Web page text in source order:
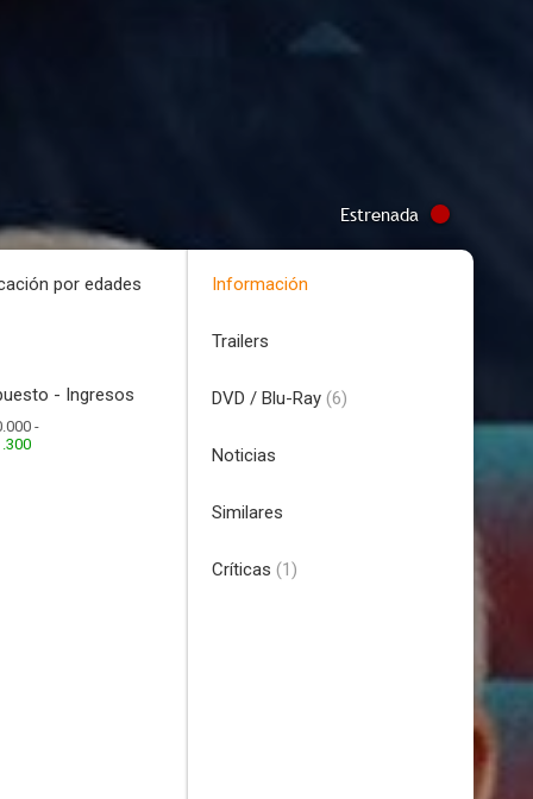
Estrenada
por edades
- Ingresos
-
Información
Trailers
DVD / Blu-Ray (6)
Noticias
Similares
Críticas (1)